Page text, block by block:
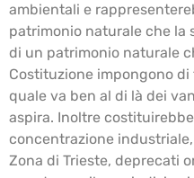
ambientali e
patrimonio naturale che la
di un patrimonio naturale
Costituzione impongono
quale va ben al di là dei
aspira. Inoltre
concentrazione
Zona di Trieste, deprecati